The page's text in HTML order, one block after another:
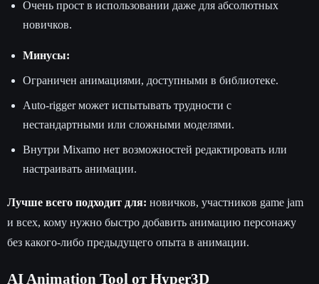
Очень прост в использовании даже для абсолютных
новичков.
Минусы:
Ограничен анимациями, доступными в библиотеке.
Auto-rigger может испытывать трудности с
нестандартными или сложными моделями.
Внутри Mixamo нет возможностей редактировать или
настраивать анимации.
Лучше всего подходит для: новичков, участников game jam
и всех, кому нужно быстро добавить анимацию персонажу
без какого-либо предыдущего опыта в анимации.
AI Animation Tool от Hyper3D